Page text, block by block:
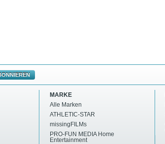
MARKE
Alle Marken
ATHLETIC-STAR
missingFILMs
PRO-FUN MEDIA Home
Entertainment